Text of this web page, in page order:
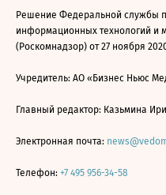
Решение Федеральной службы
информационных технологий и
(Роскомнадзор) от 27 ноября
Учредитель: АО «Бизнес Ньюс
Главный редактор: Казьмина
Электронная почта:
Телефон: +7 495 956-34-58